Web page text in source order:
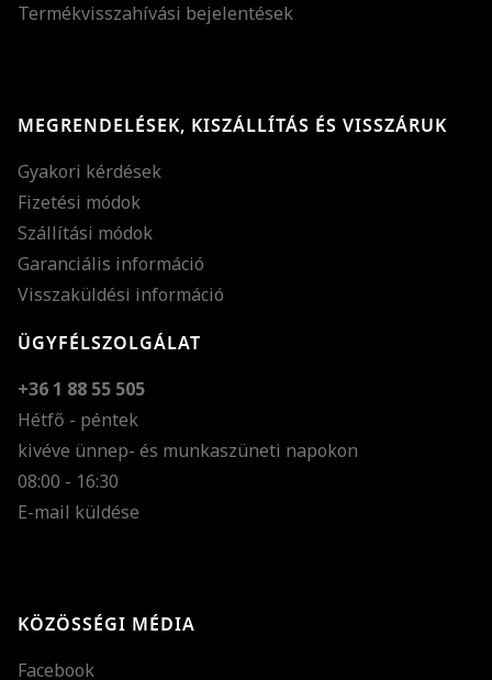
Termékvisszahívási bejelentések
MEGRENDELÉSEK, KISZÁLLÍTÁS ÉS VISSZÁRUK
Gyakori kérdések
Fizetési módok
Szállítási módok
Garanciális információ
Visszaküldési információ
ÜGYFÉLSZOLGÁLAT
+36 1 88 55 505
Hétfő - péntek
kivéve ünnep- és munkaszüneti napokon
08:00 - 16:30
E-mail küldése
KÖZÖSSÉGI MÉDIA
Facebook